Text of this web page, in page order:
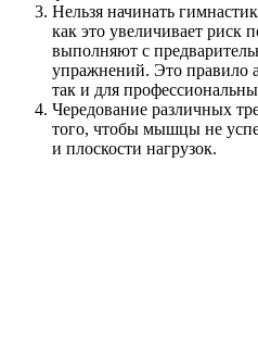
Нельзя начинать
как это увеличивает риск
выполняют с
упражнений. Это правило
так и для
Чередование различных
того, чтобы мышцы не
и плоскости нагрузок.